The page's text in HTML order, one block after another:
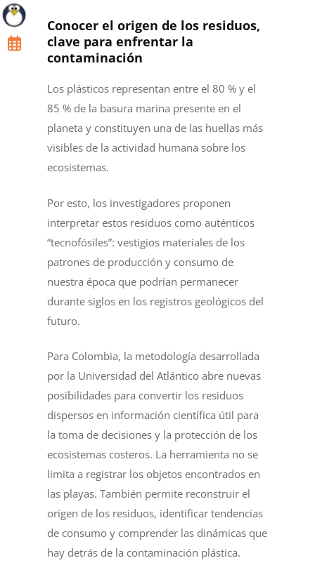
Conocer el origen de los residuos,
clave para enfrentar la
contaminación
Los plásticos representan entre el 80 % y el
85 % de la basura marina presente en el
planeta y constituyen una de las huellas más
visibles de la actividad humana sobre los
ecosistemas.
Por esto, los investigadores proponen
interpretar estos residuos como auténticos
“tecnofósiles”: vestigios materiales de los
patrones de producción y consumo de
nuestra época que podrían permanecer
durante siglos en los registros geológicos del
futuro.
Para Colombia, la metodología desarrollada
por la Universidad del Atlántico abre nuevas
posibilidades para convertir los residuos
dispersos en información científica útil para
la toma de decisiones y la protección de los
ecosistemas costeros. La herramienta no se
limita a registrar los objetos encontrados en
las playas. También permite reconstruir el
origen de los residuos, identificar tendencias
de consumo y comprender las dinámicas que
hay detrás de la contaminación plástica.